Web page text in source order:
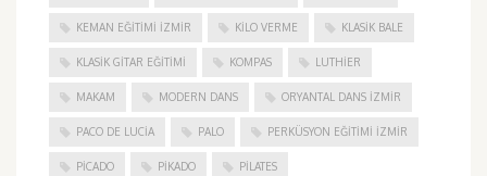
KEMAN EĞITIMI İZMIR KILO VERME KLASIK BALE
KLASIK GITAR EĞITIMI KOMPAS LUTHIER
MAKAM MODERN DANS ORYANTAL DANS İZMIR
PACO DE LUCIA PALO PERKÜSYON EĞITIMI İZMIR
PICADO PIKADO PILATES